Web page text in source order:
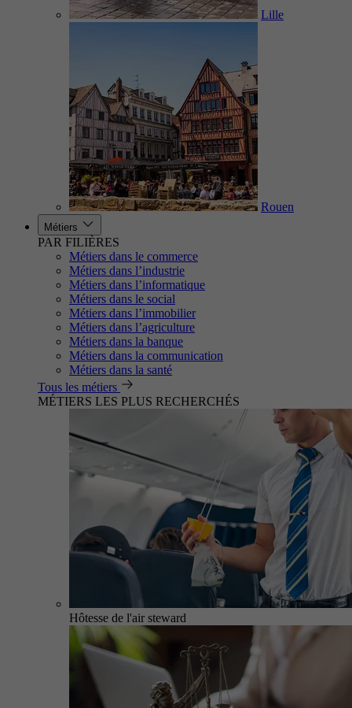
Lille
Rouen
Métiers
PAR FILIÈRES
Métiers dans le commerce
Métiers dans l’industrie
Métiers dans l’informatique
Métiers dans le social
Métiers dans l’immobilier
Métiers dans l’agriculture
Métiers dans la banque
Métiers dans la communication
Métiers dans la santé
Tous les métiers
MÉTIERS LES PLUS RECHERCHÉS
Hôtesse de l'air steward